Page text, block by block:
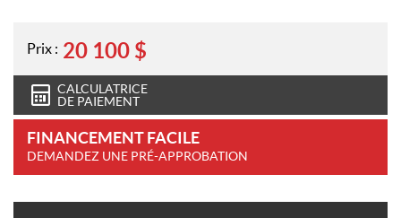
Prix : 20 100 $
CALCULATRICE
DE PAIEMENT
FINANCEMENT FACILE
DEMANDEZ UNE PRÉ-APPROBATION